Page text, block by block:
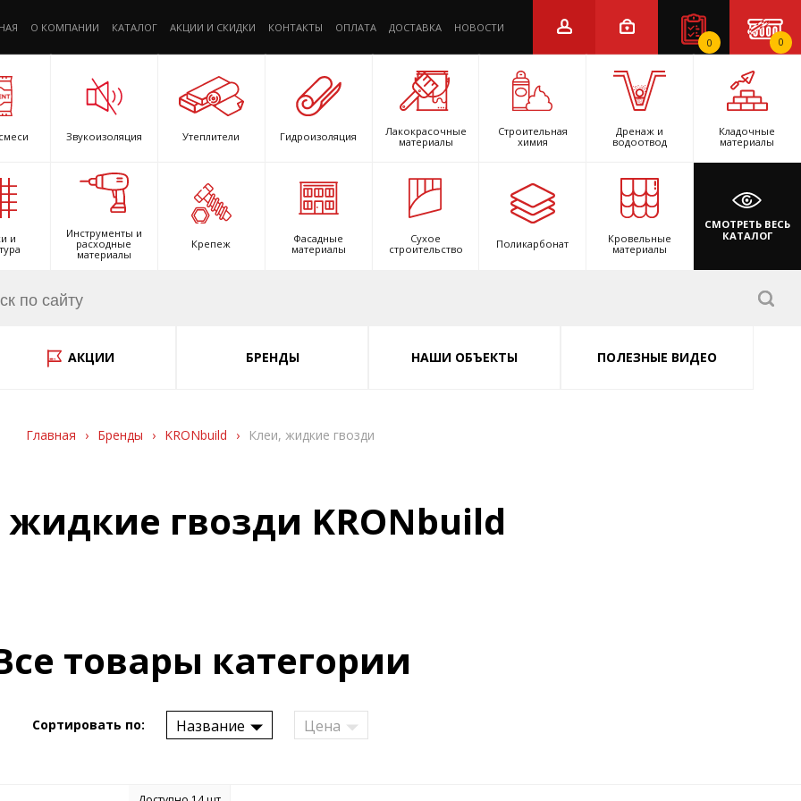
О КОМПАНИИ КАТАЛОГ АКЦИИ И СКИДКИ КОНТАКТЫ ОПЛАТА ДОСТАВКА НОВОСТИ
0 0
Звукоизоляция Утеплители Гидроизоляция
Лакокрасочные
материалы
Строительная
химия
Дренаж и
водоотвод
Кладочные
материалы
и
Инструменты и
расходные
материалы
Крепеж
Фасадные
материалы
Сухое
строительство
Поликарбонат
Кровельные
материалы
СМОТРЕТЬ ВЕСЬ
КАТАЛОГ
АКЦИИ БРЕНДЫ НАШИ ОБЪЕКТЫ ПОЛЕЗНЫЕ ВИДЕО
Главная › Бренды › KRONbuild › Клеи, жидкие гвозди
гвозди KRONbuild
товары категории
Сортировать по: Название Цена